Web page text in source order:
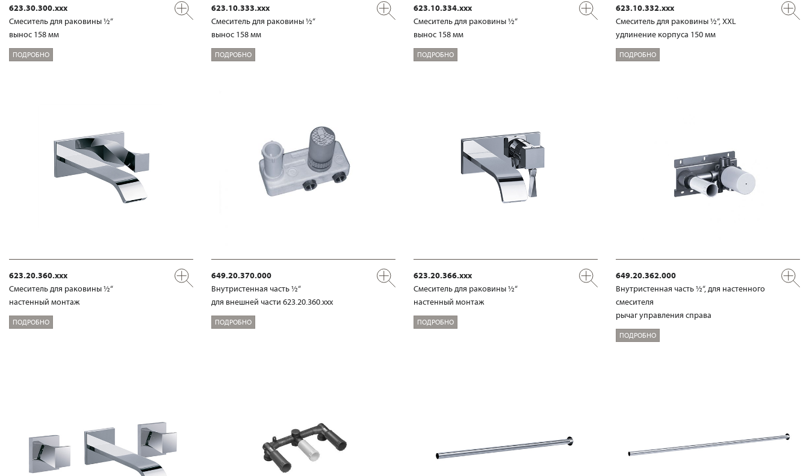
623.30.300.xxx
Смеситель для раковины ½“
вынос 158 мм
ПОДРОБНО
623.10.333.xxx
Смеситель для раковины ½“
вынос 158 мм
ПОДРОБНО
623.10.334.xxx
Смеситель для раковины ½“
вынос 158 мм
ПОДРОБНО
623.10.332.xxx
Смеситель для раковины ½“, XXL
удлинение корпуса 150 мм
ПОДРОБНО
623.20.360.xxx
Смеситель для раковины ½“
настенный монтаж
ПОДРОБНО
649.20.370.000
Внутристенная часть ½“
для внешней части 623.20.360.xxx
ПОДРОБНО
623.20.366.xxx
Смеситель для раковины ½“
настенный монтаж
ПОДРОБНО
649.20.362.000
Внутристенная часть ½“, для настенного
смесителя
рычаг управления справа
ПОДРОБНО